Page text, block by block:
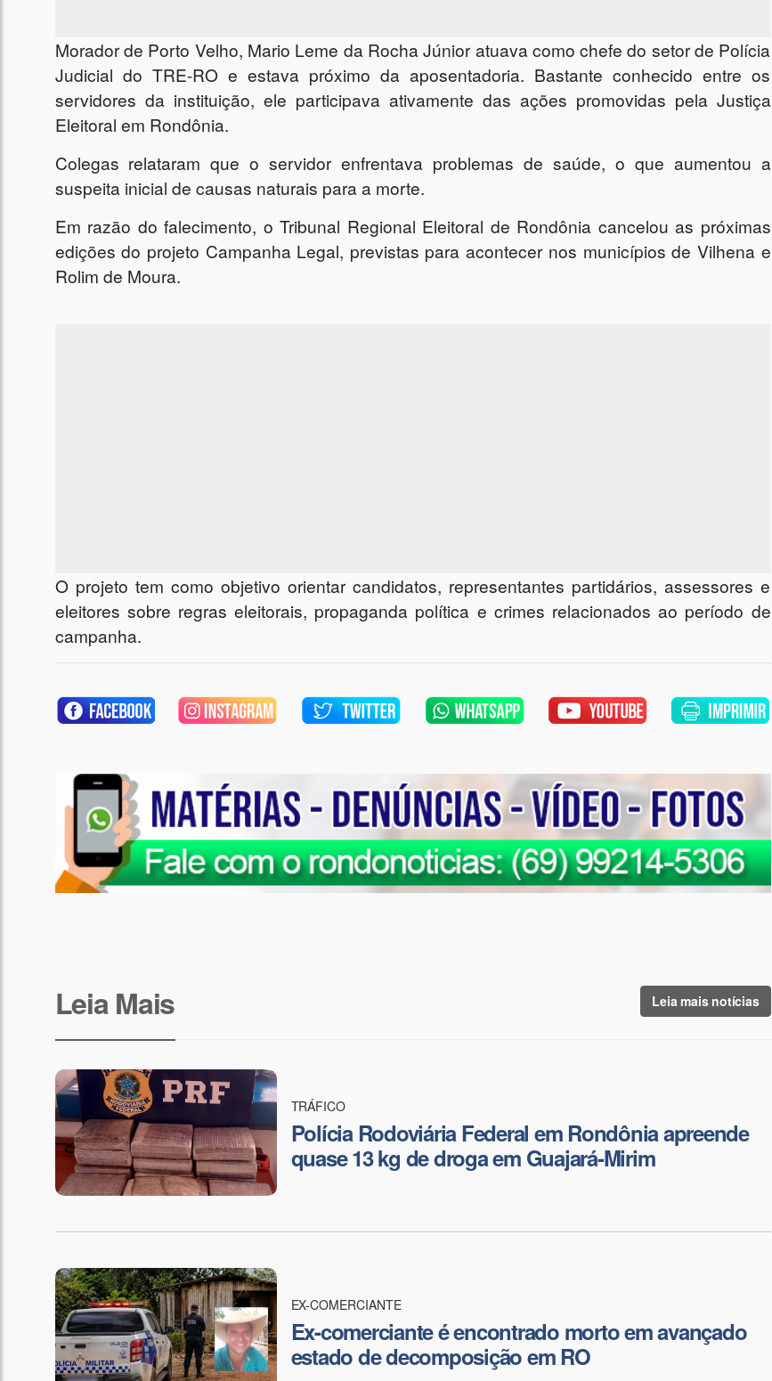
Morador de Porto Velho, Mario Leme da Rocha Júnior atuava como chefe do setor de Polícia
Judicial do TRE-RO e estava próximo da aposentadoria. Bastante conhecido entre os
servidores da instituição, ele participava ativamente das ações promovidas pela Justiça
Eleitoral em Rondônia.
Colegas relataram que o servidor enfrentava problemas de saúde, o que aumentou a
suspeita inicial de causas naturais para a morte.
Em razão do falecimento, o Tribunal Regional Eleitoral de Rondônia cancelou as próximas
edições do projeto Campanha Legal, previstas para acontecer nos municípios de Vilhena e
Rolim de Moura.
O projeto tem como objetivo orientar candidatos, representantes partidários, assessores e
eleitores sobre regras eleitorais, propaganda política e crimes relacionados ao período de
campanha.
Leia Mais Leia mais notícias
TRÁFICO
Polícia Rodoviária Federal em Rondônia apreende
quase 13 kg de droga em Guajará-Mirim
EX-COMERCIANTE
Ex-comerciante é encontrado morto em avançado
estado de decomposição em RO